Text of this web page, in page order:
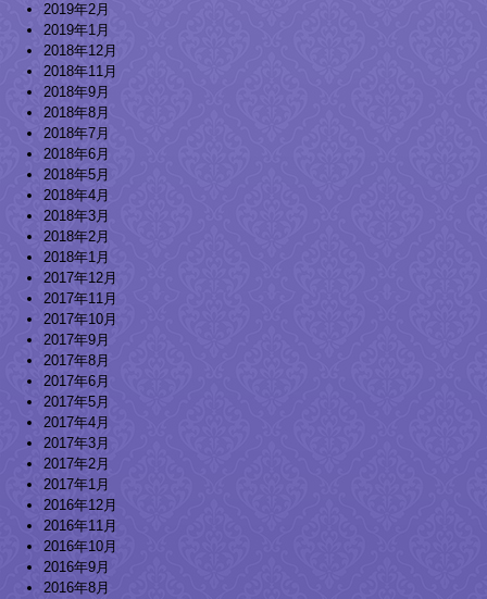
2019年2月
2019年1月
2018年12月
2018年11月
2018年9月
2018年8月
2018年7月
2018年6月
2018年5月
2018年4月
2018年3月
2018年2月
2018年1月
2017年12月
2017年11月
2017年10月
2017年9月
2017年8月
2017年6月
2017年5月
2017年4月
2017年3月
2017年2月
2017年1月
2016年12月
2016年11月
2016年10月
2016年9月
2016年8月